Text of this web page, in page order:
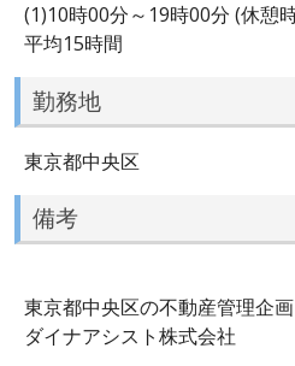
(1)10時00分～19時00分 (休憩
平均15時間
勤務地
東京都中央区
備考
東京都中央区の不動産管理企
ダイナアシスト株式会社